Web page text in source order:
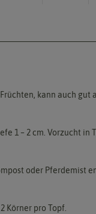
kann auch gut
1 – 2 cm. Vorzucht in
oder Pferdemist
Körner pro Topf.